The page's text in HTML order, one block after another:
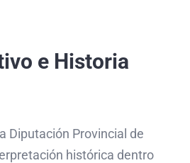
e Historia
Diputación Provincial de
histórica dentro